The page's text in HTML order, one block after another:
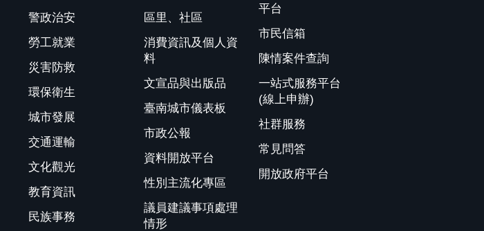
警政治安
勞工就業
災害防救
環保衛生
城市發展
交通運輸
文化觀光
教育資訊
民族事務
區里、社區
消費資訊及個人資
料
文宣品與出版品
臺南城市儀表板
市政公報
資料開放平台
性別主流化專區
議員建議事項處理
情形
平台
市民信箱
陳情案件查詢
一站式服務平台
(線上申辦)
社群服務
常見問答
開放政府平台